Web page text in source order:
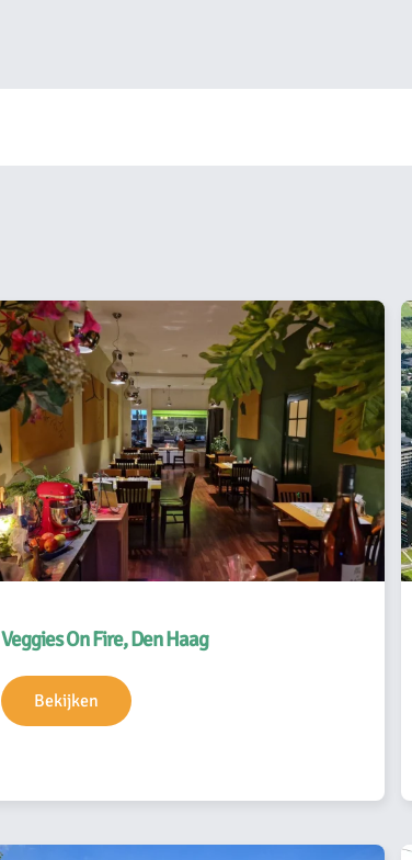
Veggies On Fire, Den Haag
Bekijken